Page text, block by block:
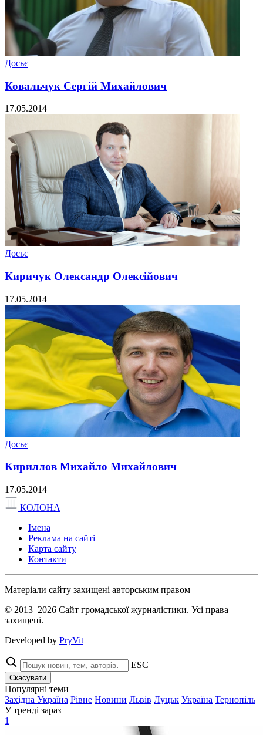
Досьє
Ковальчук Сергій Михайлович
17.05.2014
Досьє
Киричук Олександр Олексійович
17.05.2014
Досьє
Кириллов Михайло Михайлович
17.05.2014
КОЛОНА
Імена
Реклама на сайті
Карта сайту
Контакти
Матеріали сайту захищені авторським правом
© 2013–2026 Сайт громадської журналістики. Усі права
захищені.
Developed by PryVit
ESC
Скасувати
Популярні теми
Західна Україна Рівне Новини Львів Луцьк Україна Тернопіль
У тренді зараз
1